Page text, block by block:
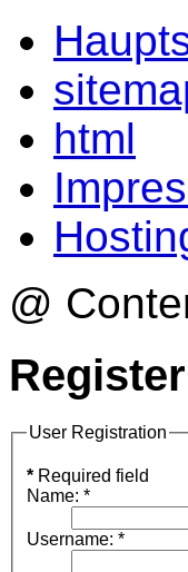
html
@
Register
User Registration
* Required field
Name: *
Username: *